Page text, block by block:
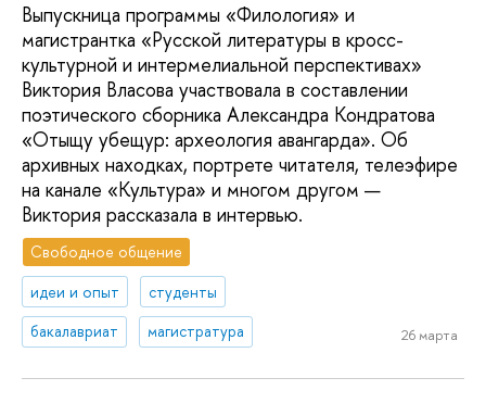
Выпускница программы «Филология» и
магистрантка «Русской литературы в кросс-
культурной и интермелиальной перспективах»
Виктория Власова участвовала в составлении
поэтического сборника Александра Кондратова
«Отыщу убещур: археология авангарда». Об
архивных находках, портрете читателя, телеэфире
на канале «Культура» и многом другом —
Виктория рассказала в интервью.
Свободное общение
идеи и опыт
студенты
бакалавриат
магистратура 26 марта